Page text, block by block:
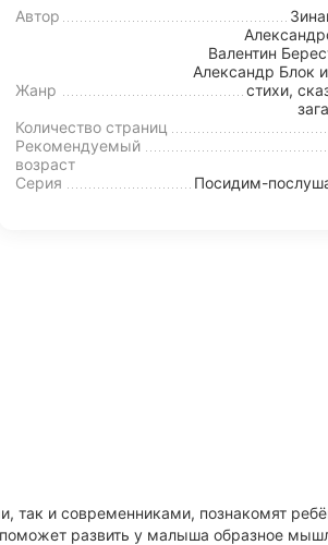
Автор
Валентин
Александр Блок
Жанр
стихи,
Количество страниц
Рекомендуемый
возраст
Серия
Посидим-
так и современниками, познакомят
развить у малыша образное